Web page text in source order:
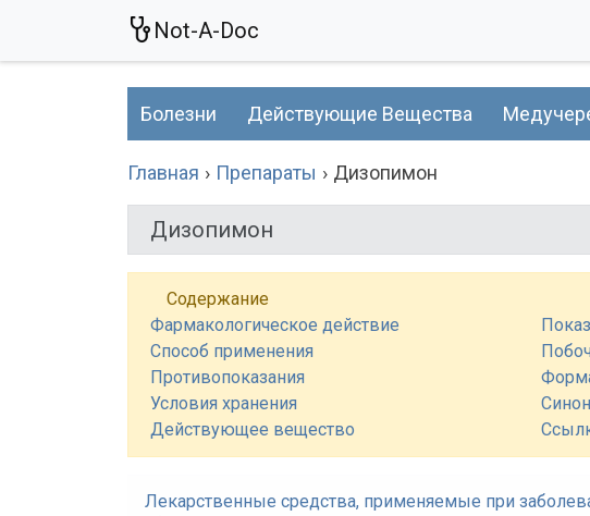
Not-A-Doc
Болезни Действующие Вещества
Главная Препараты Дизопимон
Дизопимон
Содержание
Фармакологическое действие
Способ применения
Противопоказания
Условия хранения
Действующее вещество
Лекарственные средства, применяемые при